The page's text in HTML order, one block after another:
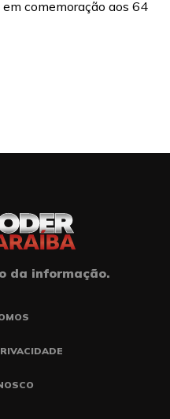
comemoração aos 64
da informação.